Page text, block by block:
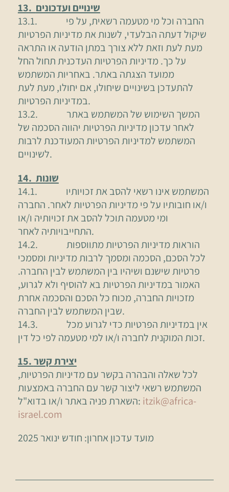
13. שינויים ועדכונים
13.1. החברה וכל מי מטעמה רשאית, על פי
שיקול דעתה הבלעדי, לשנות את מדיניות הפרטיות
מעת לעת וזאת ללא צורך במתן הודעה או התראה
על כך. מדיניות הפרטיות העדכנית תחול החל
ממועד הצגתה באתר. באחריות המשתמש
להתעדכן בשינויים שיחולו, אם יחולו, מעת לעת
במדיניות הפרטיות.
13.2. המשך השימוש של המשתמש באתר
לאחר עדכון מדיניות הפרטיות יהווה הסכמה של
המשתמש למדיניות הפרטיות המעודכנת לרבות
לשינויים.
14. שונות
14.1. המשתמש אינו רשאי להסב את זכויותיו
ו/או חובותיו על פי מדיניות הפרטיות לאחר. החברה
ומי מטעמה תוכל להסב את זכויותיה ו/או
התחייבויותיה לאחר.
14.2. הוראות מדיניות הפרטיות מתווספות
לכל הסכם, הסכמה ומסמך לרבות מדיניות ומסמכי
פרטיות שישנם ושיהיו בין המשתמש לבין החברה.
האמור במדיניות הפרטיות בא להוסיף ולא לגרוע,
מזכויות החברה, מכוח כל הסכם והסכמה אחרת
שבין המשתמש לבין החברה.
14.3. אין במדיניות הפרטיות כדי לגרוע מכל
זכות המוקנית לחברה ו/או למי מטעמה לפי כל דין.
15. יצירת קשר
לכל שאלה והבהרה בקשר עם מדיניות הפרטיות,
המשתמש רשאי ליצור קשר עם החברה באמצעות
השארת פניה באתר ו/או בדוא"ל: itzik@africa-
israel.com
מועד עדכון אחרון: חודש ינואר 2025